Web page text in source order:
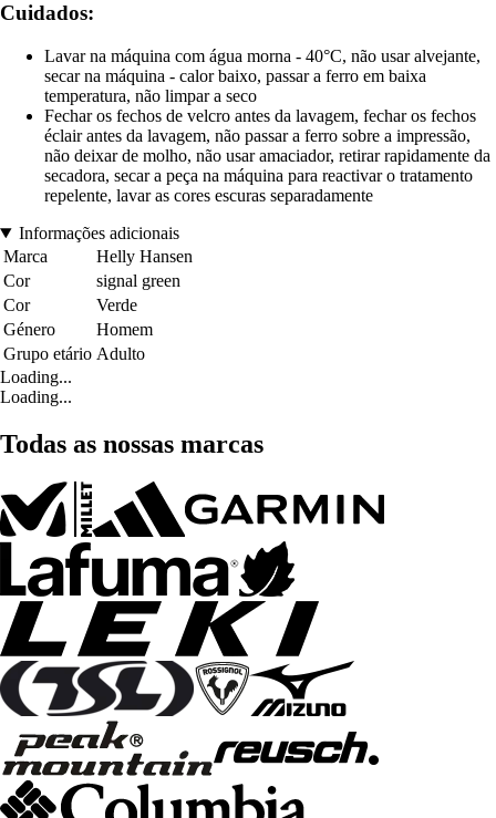
Cuidados:
Lavar na máquina com água morna - 40°C, não usar alvejante,
secar na máquina - calor baixo, passar a ferro em baixa
temperatura, não limpar a seco
Fechar os fechos de velcro antes da lavagem, fechar os fechos
éclair antes da lavagem, não passar a ferro sobre a impressão,
não deixar de molho, não usar amaciador, retirar rapidamente da
secadora, secar a peça na máquina para reactivar o tratamento
repelente, lavar as cores escuras separadamente
Informações adicionais
Marca
Helly Hansen
Cor
signal green
Cor
Verde
Género
Homem
Grupo etário Adulto
Loading...
Loading...
Todas as nossas marcas